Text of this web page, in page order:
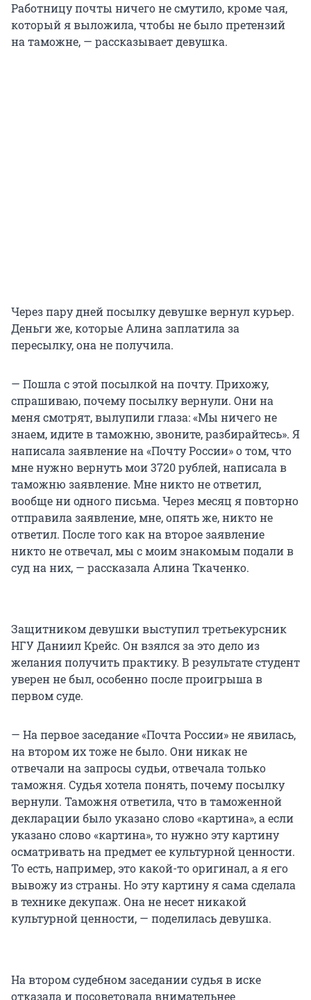
Работницу почты ничего не смутило, кроме чая,
который я выложила, чтобы не было претензий
на таможне, — рассказывает девушка.
Через пару дней посылку девушке вернул курьер.
Деньги же, которые Алина заплатила за
пересылку, она не получила.
— Пошла с этой посылкой на почту. Прихожу,
спрашиваю, почему посылку вернули. Они на
меня смотрят, вылупили глаза: «Мы ничего не
знаем, идите в таможню, звоните, разбирайтесь». Я
написала заявление на «Почту России» о том, что
мне нужно вернуть мои 3720 рублей, написала в
таможню заявление. Мне никто не ответил,
вообще ни одного письма. Через месяц я повторно
отправила заявление, мне, опять же, никто не
ответил. После того как на второе заявление
никто не отвечал, мы с моим знакомым подали в
суд на них, — рассказала Алина Ткаченко.
Защитником девушки выступил третьекурсник
НГУ Даниил Крейс. Он взялся за это дело из
желания получить практику. В результате студент
уверен не был, особенно после проигрыша в
первом суде.
— На первое заседание «Почта России» не явилась,
на втором их тоже не было. Они никак не
отвечали на запросы судьи, отвечала только
таможня. Судья хотела понять, почему посылку
вернули. Таможня ответила, что в таможенной
декларации было указано слово «картина», а если
указано слово «картина», то нужно эту картину
осматривать на предмет ее культурной ценности.
То есть, например, это какой-то оригинал, а я его
вывожу из страны. Но эту картину я сама сделала
в технике декупаж. Она не несет никакой
культурной ценности, — поделилась девушка.
На втором судебном заседании судья в иске
отказала и посоветовала внимательнее